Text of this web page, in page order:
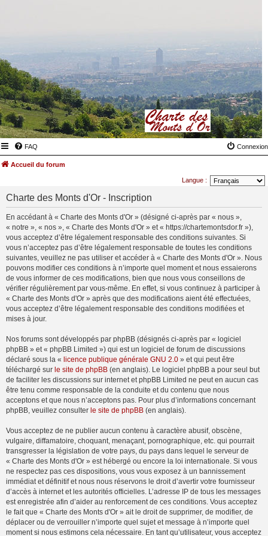
FAQ Connexion
Accueil du forum
Langue :
Charte des Monts d'Or - Inscription
En accédant à « Charte des Monts d'Or » (désigné ci-après par « nous »,
« notre », « nos », « Charte des Monts d'Or » et « https://chartemontsdor.fr »),
vous acceptez d’être légalement responsable des conditions suivantes. Si
vous n’acceptez pas d’être légalement responsable de toutes les conditions
suivantes, veuillez ne pas utiliser et accéder à « Charte des Monts d'Or ». Nous
pouvons modifier ces conditions à n’importe quel moment et nous essaierons
de vous informer de ces modifications, bien que nous vous conseillons de
vérifier régulièrement par vous-même. En effet, si vous continuez à participer à
« Charte des Monts d'Or » après que des modifications aient été effectuées,
vous acceptez d’être légalement responsable des conditions modifiées et
mises à jour.
Nos forums sont développés par phpBB (désignés ci-après par « logiciel
phpBB » et « phpBB Limited ») qui est un logiciel de forum de discussions
déclaré sous la « licence publique générale GNU 2.0 » et qui peut être
téléchargé sur le site de phpBB (en anglais). Le logiciel phpBB a pour seul but
de faciliter les discussions sur internet et phpBB Limited ne peut en aucun cas
être tenu comme responsable de la conduite et du contenu que nous
acceptons et que nous n’acceptons pas. Pour plus d’informations concernant
phpBB, veuillez consulter le site de phpBB (en anglais).
Vous acceptez de ne publier aucun contenu à caractère abusif, obscène,
vulgaire, diffamatoire, choquant, menaçant, pornographique, etc. qui pourrait
transgresser la législation de votre pays, du pays dans lequel le serveur de
« Charte des Monts d'Or » est hébergé ou encore la loi internationale. Si vous
ne respectez pas ces dispositions, vous vous exposez à un bannissement
immédiat et définitif et nous nous réservons le droit d’avertir votre fournisseur
d’accès à internet et les autorités officielles. L’adresse IP de tous les messages
est enregistrée afin d’aider au renforcement de ces conditions. Vous acceptez
le fait que « Charte des Monts d'Or » ait le droit de supprimer, de modifier, de
déplacer ou de verrouiller n’importe quel sujet et message à n’importe quel
moment si nous estimons cela nécessaire. En tant qu’utilisateur, vous acceptez